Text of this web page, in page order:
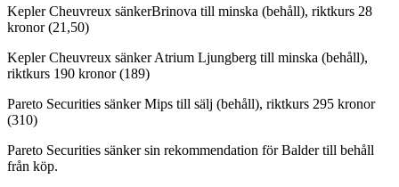
Kepler Cheuvreux sänkerBrinova till minska (behåll), riktkurs 28
kronor (21,50)
Kepler Cheuvreux sänker Atrium Ljungberg till minska (behåll),
riktkurs 190 kronor (189)
Pareto Securities sänker Mips till sälj (behåll), riktkurs 295 kronor
(310)
Pareto Securities sänker sin rekommendation för Balder till behåll
från köp.